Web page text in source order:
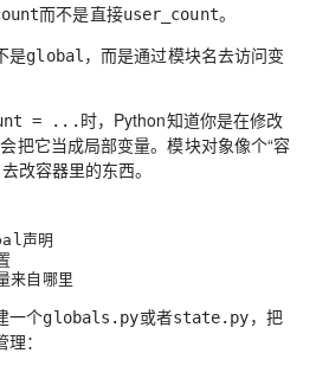
而不是直接user_count。
是global ，而是通过模块名去访问变
= ... 时，Python知道你是在修改
把它当成局部变量。模块对象像个“容
改容器里的东西。
声明
来自哪里
一个globals.py或者state.py，把
：